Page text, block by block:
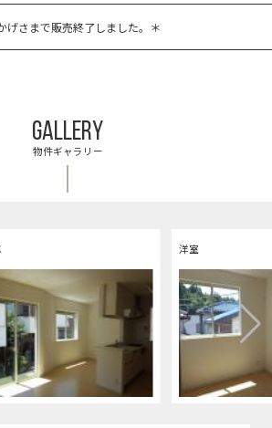
げさまで販売終了しました。＊
GALLERY
物件ギャラリー
洋室